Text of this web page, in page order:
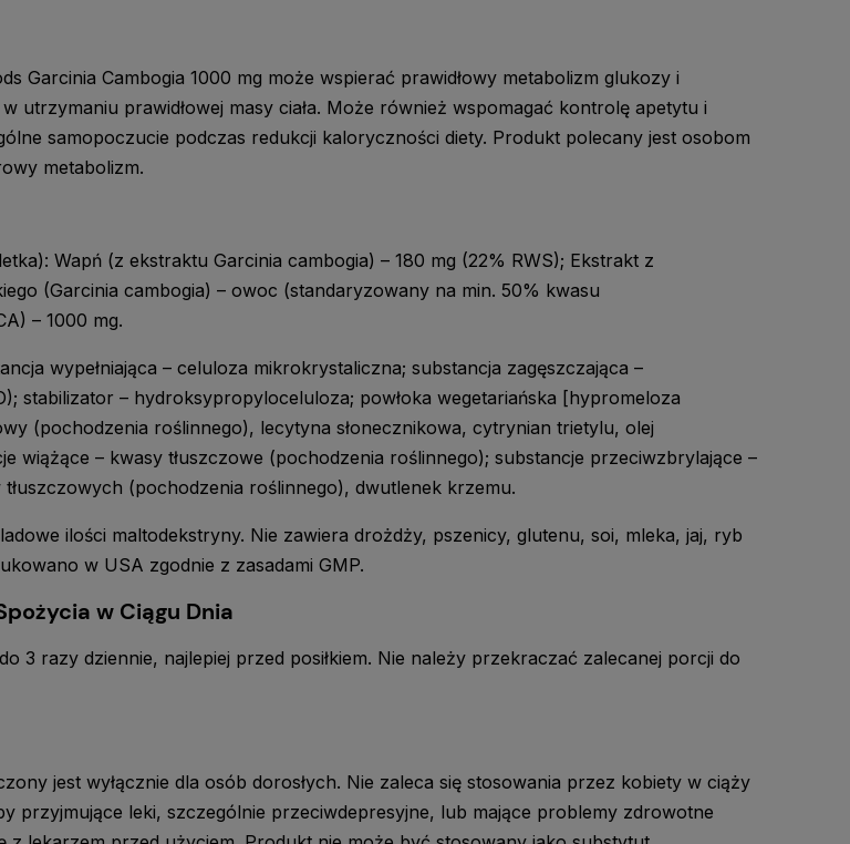
Garcinia Cambogia 1000 mg może wspierać prawidłowy metabolizm glukozy i
utrzymaniu prawidłowej masy ciała. Może również wspomagać kontrolę apetytu i
samopoczucie podczas redukcji kaloryczności diety. Produkt polecany jest osobom
metabolizm.
Wapń (z ekstraktu Garcinia cambogia) – 180 mg (22% RWS); Ekstrakt z
(Garcinia cambogia) – owoc (standaryzowany na min. 50% kwasu
– 1000 mg.
wypełniająca – celuloza mikrokrystaliczna; substancja zagęszczająca –
stabilizator – hydroksypropyloceluloza; powłoka wegetariańska [hypromeloza
(pochodzenia roślinnego), lecytyna słonecznikowa, cytrynian trietylu, olej
wiążące – kwasy tłuszczowe (pochodzenia roślinnego); substancje przeciwzbrylające –
(pochodzenia roślinnego), dwutlenek krzemu.
ilości maltodekstryny. Nie zawiera drożdży, pszenicy, glutenu, soi, mleka, jaj, ryb
w USA zgodnie z zasadami GMP.
w Ciągu Dnia
3 razy dziennie, najlepiej przed posiłkiem. Nie należy przekraczać zalecanej porcji do
jest wyłącznie dla osób dorosłych. Nie zaleca się stosowania przez kobiety w ciąży
przyjmujące leki, szczególnie przeciwdepresyjne, lub mające problemy zdrowotne